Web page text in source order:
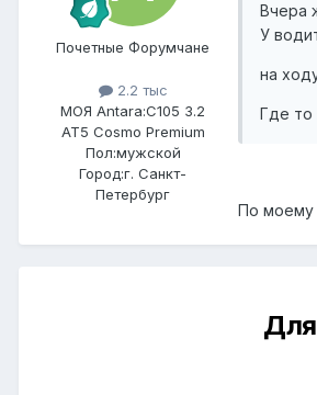
Почетные Форумчане
2.2 тыс
МОЯ Antara:C105 3.2
AT5 Cosmo Premium
Пол:мужской
Город:г. Санкт-
Петербург
Вчера
У
на
Где то
По моему
Для